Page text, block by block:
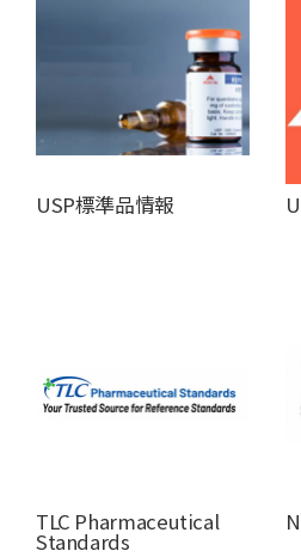
USP標準品情報
TLC Pharmaceutical
Standards